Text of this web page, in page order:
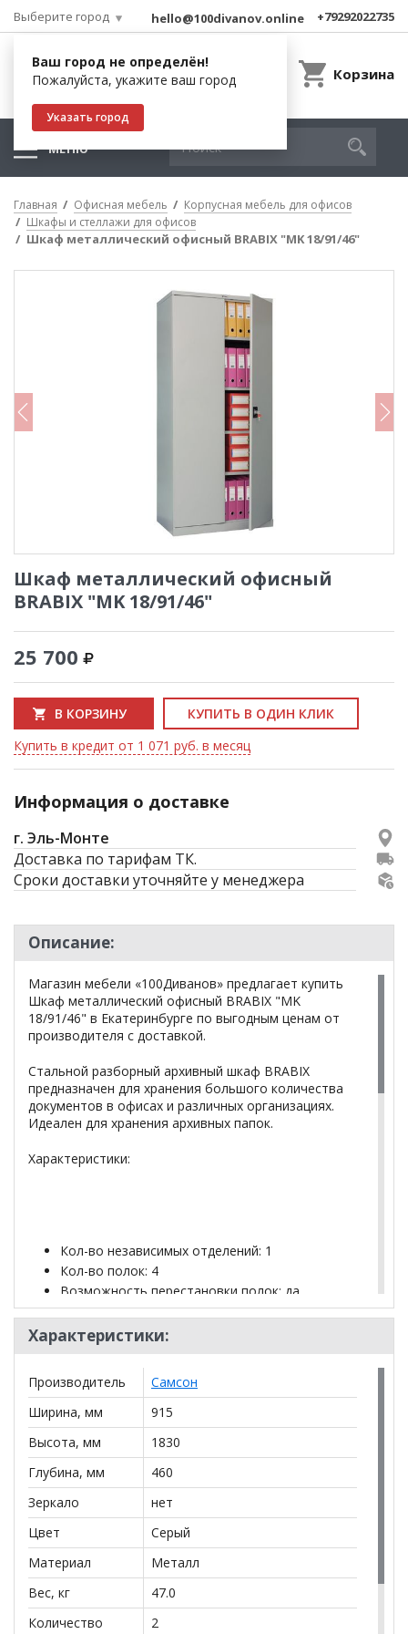
Выберите город
Ваш город не определён!
Пожалуйста, укажите ваш город
Указать город
hello@100divanov.online +79292022735
Корзина
МЕНЮ
Главная Офисная мебель
Корпусная мебель для офисов
Шкафы и стеллажи для офисов
Шкаф металлический офисный BRABIX "MK 18/91/46"
Шкаф металлический офисный
BRABIX "MK 18/91/46"
25 700
В КОРЗИНУ
КУПИТЬ В ОДИН КЛИК
Купить в кредит от 1 071 руб. в месяц
Информация о доставке
г. Эль-Монте
Доставка по тарифам ТК.
Сроки доставки уточняйте у менеджера
Описание:
Магазин мебели «100Диванов» предлагает купить
Шкаф металлический офисный BRABIX "MK
18/91/46" в Екатеринбурге по выгодным ценам от
производителя с доставкой.
Стальной разборный архивный шкаф BRABIX
предназначен для хранения большого количества
документов в офисах и различных организациях.
Идеален для хранения архивных папок.
Характеристики:
Кол-во независимых отделений: 1
Кол-во полок: 4
Возможность перестановки полок: да
Распределенная нагрузка на полку: 60 кг
Вместимость: 60 папок толщиной 75 мм
Конструкция: разборная
Высота: 1830 мм
Ширина: 915 мм
Глубина: 460 мм
Тип замка: ключевой
Толщина стали корпуса: 0.5 мм
Увеличенный угол открывания дверей: да
Цвет: светло-серый
Тип покрытия корпуса: гладкое порошковое
Тип поставки: в разобранном виде
Вес: 47 кг
Размер в упаковке: 17x187x52.5 см.
Вес с упаковкой: 47.88 кг.
Объём с упаковкой: 0.1669 м3.
Характеристики:
Производитель
Самсон
Ширина, мм
915
Высота, мм
1830
Глубина, мм
460
Зеркало
нет
Цвет
Серый
Материал
Металл
Вес, кг
47.0
Количество
2